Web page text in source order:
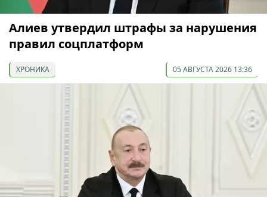
Алиев утвердил штрафы за нарушения
правил соцплатформ
ХРОНИКА 05 АВГУСТА 2026 13:36